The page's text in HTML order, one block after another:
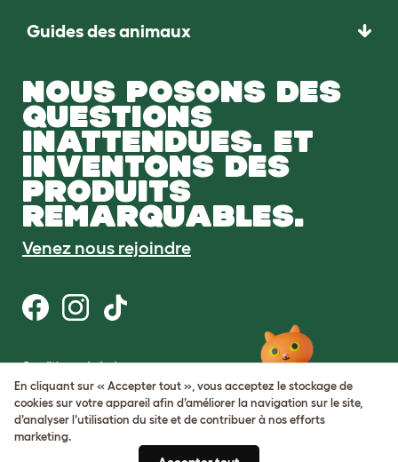
Guides des animaux
NOUS POSONS DES
QUESTIONS
INATTENDUES. ET
INVENTONS DES
PRODUITS
REMARQUABLES.
Venez nous rejoindre
Conditions générales
Protection de la vie privée et cookies
Cookie Settings
Plan du site
Numéro de TVA: FR34839369105
En cliquant sur « Accepter tout », vous acceptez le stockage de
cookies sur votre appareil afin d’améliorer la navigation sur le site,
d’analyser l’utilisation du site et de contribuer à nos efforts
marketing.